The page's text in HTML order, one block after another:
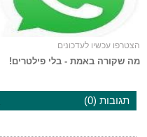
הצטרפו עכשיו לעדכונים
מה שקורה באמת - בלי פילטרים!
תגובות (0)